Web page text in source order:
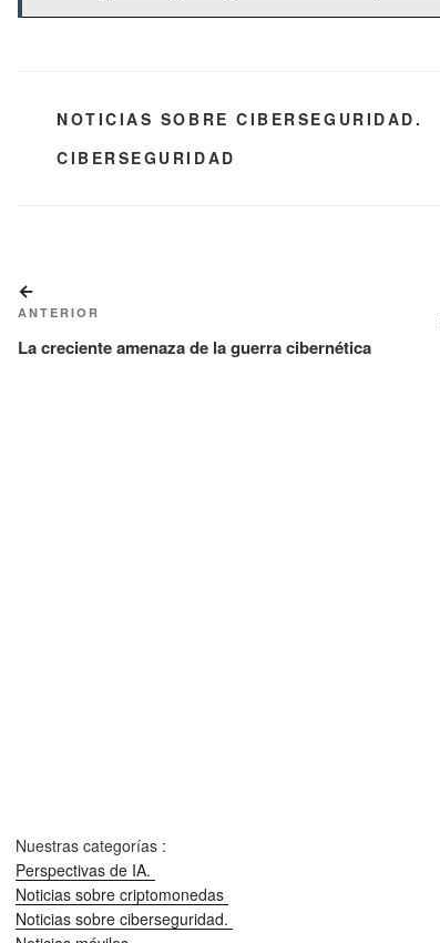
CATEGORÍAS
NOTICIAS SOBRE CIBERSEGURIDAD.
ETIQUETAS
CIBERSEGURIDAD
Navegación
de
entradas
anterior:
ANTERIOR
La creciente amenaza de la guerra cibernética
Nuestras categorías :
Perspectivas de IA.
Noticias sobre criptomonedas
Noticias sobre ciberseguridad.